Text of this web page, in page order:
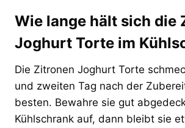
Wie lange hält sich die
Joghurt Torte im
Die Zitronen Joghurt Torte
und zweiten Tag nach der
besten. Bewahre sie gut
Kühlschrank auf, dann bleibt sie